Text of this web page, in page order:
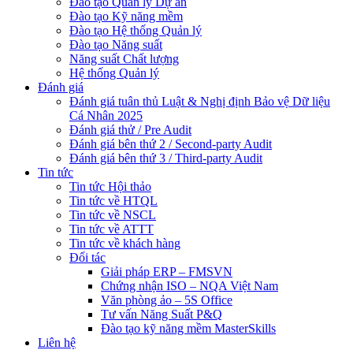
Đào tạo Kỹ năng mềm
Đào tạo Hệ thống Quản lý
Đào tạo Năng suất
Năng suất Chất lượng
Hệ thống Quản lý
Đánh giá
Đánh giá tuân thủ Luật & Nghị định Bảo vệ Dữ liệu
Cá Nhân 2025
Đánh giá thử / Pre Audit
Đánh giá bên thứ 2 / Second-party Audit
Đánh giá bên thứ 3 / Third-party Audit
Tin tức
Tin tức Hội thảo
Tin tức về HTQL
Tin tức về NSCL
Tin tức về ATTT
Tin tức về khách hàng
Đối tác
Giải pháp ERP – FMSVN
Chứng nhận ISO – NQA Việt Nam
Văn phòng ảo – 5S Office
Tư vấn Năng Suất P&Q
Đào tạo kỹ năng mềm MasterSkills
Liên hệ